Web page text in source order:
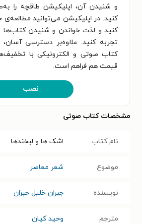
و شنیدن آن، اپلیکیشن طاقچه را
کنید. در اپلیکیشن می‌توانید
کنید و لذت خواندن و شنیدن کتاب‌ها
تجربه کنید. علاوه‌بر دسترسی آسان،
کتاب صوتی و الکترونیکی با
قیمت هم فراهم است.
نصب
مشخصات کتاب صوتی
نام کتاب اشک‌ ها و لبخند‌ها
موضوع شعر معاصر
نویسنده جبران خلیل جبران
مترجم وحید کیان